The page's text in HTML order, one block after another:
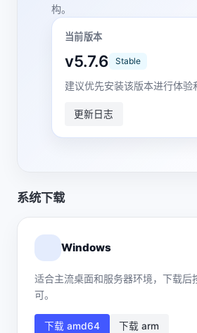
构。
当前版本
v5.7.6 Stable
建议优先安装该版本进行体验
更新日志
系统下载
Windows
适合主流桌面和服务器环境，下载后
可。
下载 amd64 下载 arm